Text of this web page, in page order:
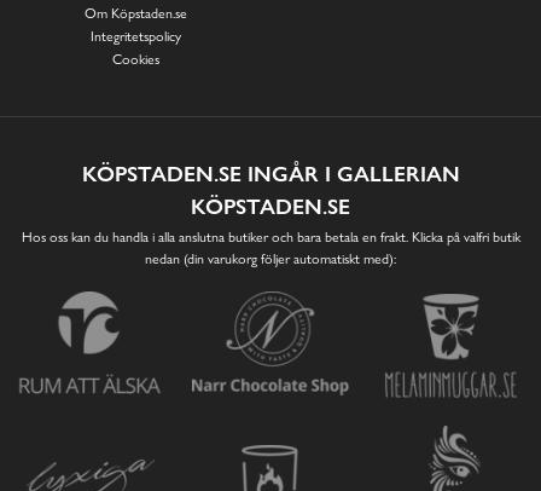
Om Köpstaden.se
Integritetspolicy
Cookies
KÖPSTADEN.SE INGÅR I GALLERIAN
KÖPSTADEN.SE
Hos oss kan du handla i alla anslutna butiker och bara betala en frakt. Klicka på valfri butik
nedan (din varukorg följer automatiskt med):